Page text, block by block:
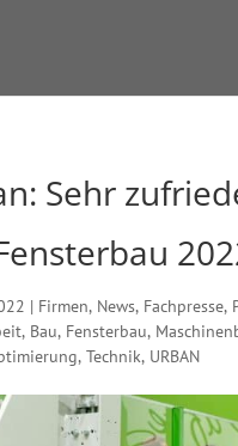
Sehr
| Firmen, News, Fachpresse,
, Bau, Fensterbau,
, Technik, URBAN